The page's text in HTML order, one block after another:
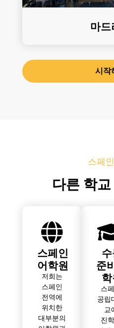
마
시작
스페
다른 학
스페인
어학원
저희는
스페인
전역에
위치한
대부분의
준
스
공립
교
진